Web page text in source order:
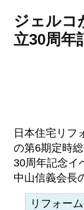
ジェルコ
立30周年
日本住宅リフ
の第6期定時
30周年記念イ
中山信義会長
リフォーム